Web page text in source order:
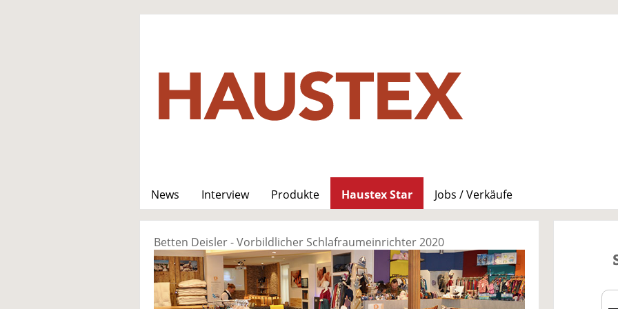
News Interview Produkte Haustex Star
Jobs / Verkäufe
Betten Deisler - Vorbildlicher Schlafraumeinrichter 2020